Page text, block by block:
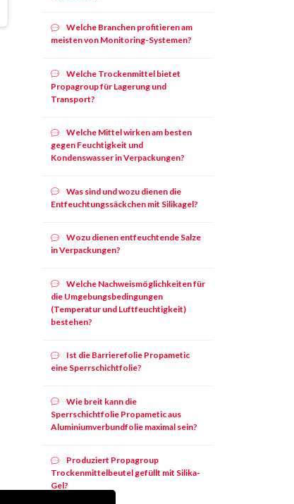
Welche Branchen profitieren am
meisten von Monitoring-Systemen?
Welche Trockenmittel bietet
Propagroup für Lagerung und
Transport?
Welche Mittel wirken am besten
gegen Feuchtigkeit und
Kondenswasser in Verpackungen?
Was sind und wozu dienen die
Entfeuchtungssäckchen mit Silikagel?
Wozu dienen entfeuchtende Salze
in Verpackungen?
Welche Nachweismöglichkeiten für
die Umgebungsbedingungen
(Temperatur und Luftfeuchtigkeit)
bestehen?
Ist die Barrierefolie Propametic
eine Sperrschichtfolie?
Wie breit kann die
Sperrschichtfolie Propametic aus
Aluminiumverbundfolie maximal sein?
Produziert Propagroup
Trockenmittelbeutel gefüllt mit Silika-
Gel?